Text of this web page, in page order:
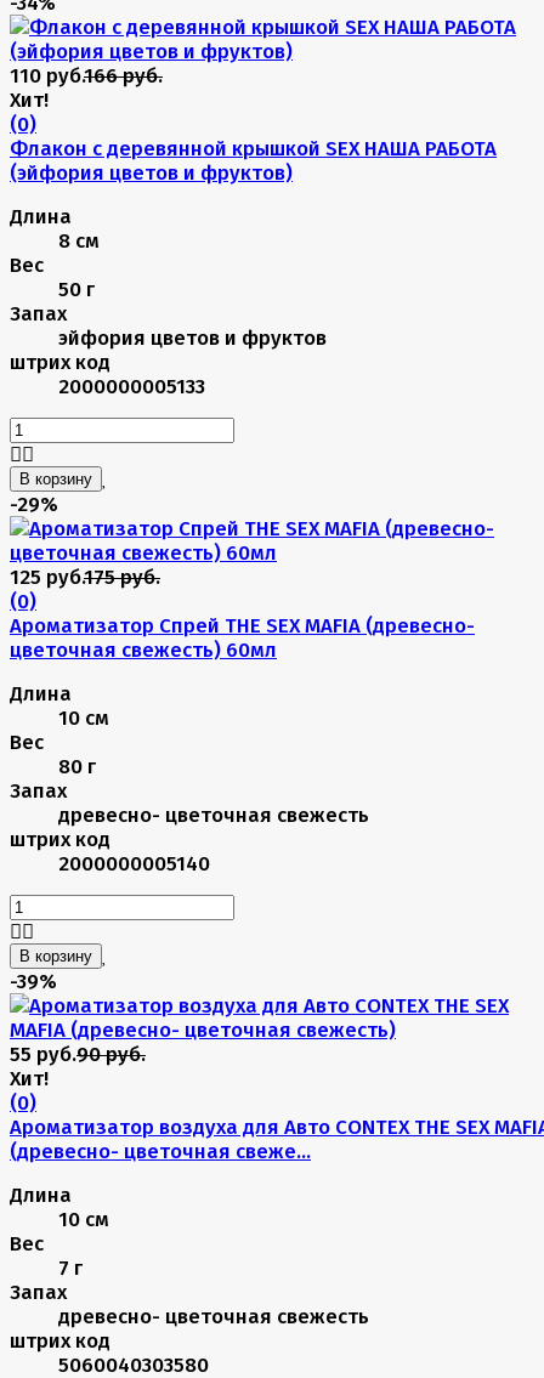
110 руб.166 руб.
Хит!
(0)
Флакон с деревянной крышкой SEX НАША РАБОТА
(эйфория цветов и фруктов)
Длина
8 см
Вес
50 г
Запах
эйфория цветов и фруктов
штрих код
2000000005133
В корзину
-29%
125 руб.175 руб.
(0)
Ароматизатор Спрей THE SEX MAFIA (древесно-
цветочная свежесть) 60мл
Длина
10 см
Вес
80 г
Запах
древесно- цветочная свежесть
штрих код
2000000005140
В корзину
-39%
55 руб.90 руб.
Хит!
(0)
Ароматизатор воздуха для Авто CONTEX THE SEX
(древесно- цветочная свеже...
Длина
10 см
Вес
7 г
Запах
древесно- цветочная свежесть
штрих код
5060040303580